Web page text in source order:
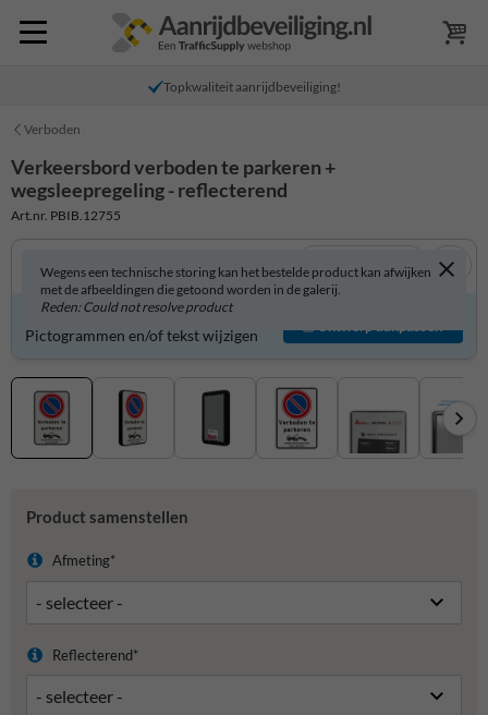
Topkwaliteit aanrijdbeveiliging!
Verboden
Verkeersbord verboden te parkeren +
wegsleepregeling - reflecterend
Art.nr. PBIB.12755
Wegens een technische storing kan het bestelde product kan afwijken
met de afbeeldingen die getoond worden in de galerij.
Reden: Could not resolve product
Bekijk in 3D
Verkeersbord zelf aanpassen?
Pictogrammen en/of tekst wijzigen
Ontwerp aanpassen
Product samenstellen
Afmeting*
Reflecterend*